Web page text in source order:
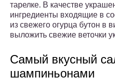
тарелке. В качестве
ингредиенты входящие в
из свежего огурца бутон в
выложить свежие веточки
Самый вкусный
шампиньонами